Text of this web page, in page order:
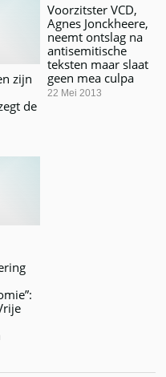
zijn
de
Voorzitster VCD,
Agnes Jonckheere,
neemt ontslag na
antisemitische
teksten maar slaat
geen mea culpa
22 Mei 2013